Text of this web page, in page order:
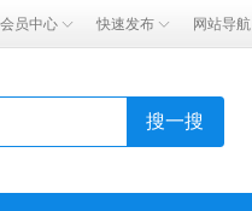
会员中心 快速发布 网站导航
搜一搜